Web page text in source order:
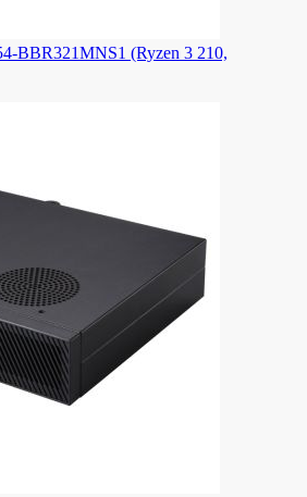
BBR321MNS1 (Ryzen 3 210,